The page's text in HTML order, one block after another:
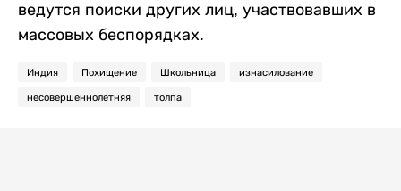
ведутся поиски других лиц, участвовавших в
массовых беспорядках.
Индия Похищение Школьница изнасилование
несовершеннолетняя толпа